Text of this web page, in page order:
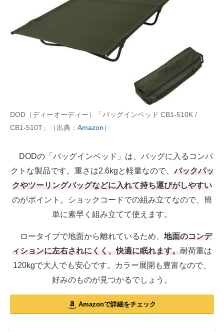
DOD（ディーオーディー）「バッグインベッド CB1-510K /
CB1-510T」（出典： Amazon）
DODの「バッグインベッド」は、バッグに入るコンパ
クトな製品です。重さは2.6kgと軽量なので、バックパッ
クやツーリングバッグなどに入れて持ち運びがしやすい
のがポイント。ショックコードでの組み立てなので、簡
単に素早く組み立てて使えます。
ロータイプで地面から離れているため、 地面のコンデ
ィションに左右されにくく、快適に眠れます。耐荷重は
120kgで大人でも安心です。カラー展開も豊富なので、
好みのものが見つかるでしょう。
Amazonで詳細をチェック